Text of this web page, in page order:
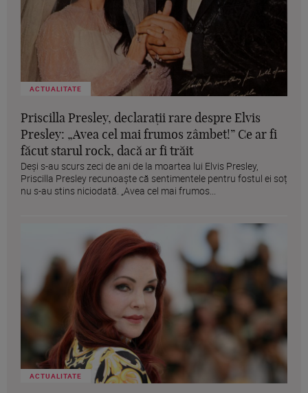
ACTUALITATE
Priscilla Presley, declarații rare despre Elvis
Presley: „Avea cel mai frumos zâmbet!” Ce ar fi
făcut starul rock, dacă ar fi trăit
Deși s-au scurs zeci de ani de la moartea lui Elvis Presley,
Priscilla Presley recunoaște că sentimentele pentru fostul ei soț
nu s-au stins niciodată. „Avea cel mai frumos...
ACTUALITATE